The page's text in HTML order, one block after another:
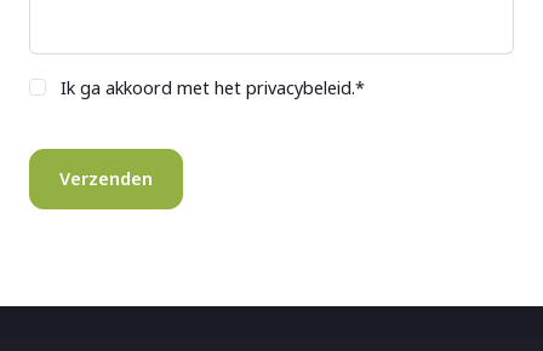
Ik ga akkoord met het privacybeleid.*